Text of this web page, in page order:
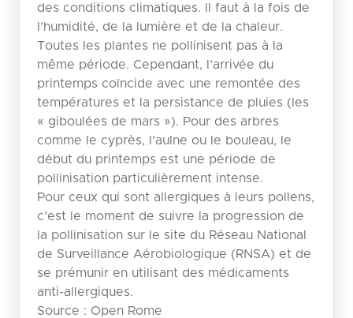
des conditions climatiques. Il faut à la fois de
l’humidité, de la lumière et de la chaleur.
Toutes les plantes ne pollinisent pas à la
même période. Cependant, l’arrivée du
printemps coïncide avec une remontée des
températures et la persistance de pluies (les
« giboulées de mars »). Pour des arbres
comme le cyprès, l’aulne ou le bouleau, le
début du printemps est une période de
pollinisation particulièrement intense.
Pour ceux qui sont allergiques à leurs pollens,
c’est le moment de suivre la progression de
la pollinisation sur le site du Réseau National
de Surveillance Aérobiologique (RNSA) et de
se prémunir en utilisant des médicaments
anti-allergiques.
Source : Open Rome